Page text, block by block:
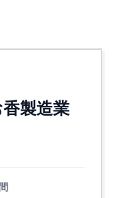
製造業